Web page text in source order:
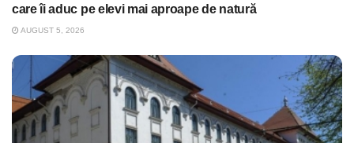
care îi aduc pe elevi mai aproape de natură
AUGUST 5, 2026